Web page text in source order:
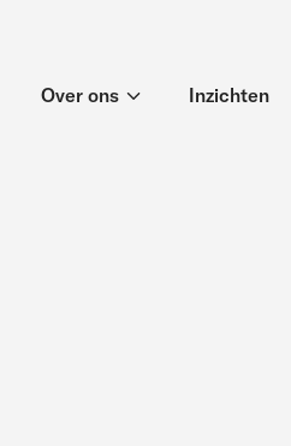
Over ons Inzichten